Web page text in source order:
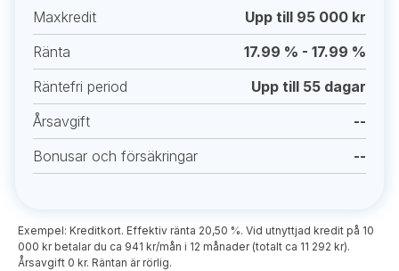
Maxkredit
Upp till 95 000 kr
Ränta
17.99 % - 17.99 %
Räntefri period
Upp till 55 dagar
Årsavgift
--
Bonusar och försäkringar
--
Exempel: Kreditkort. Effektiv ränta 20,50 %. Vid utnyttjad kredit på 10
000 kr betalar du ca 941 kr/mån i 12 månader (totalt ca 11 292 kr).
Årsavgift 0 kr. Räntan är rörlig.